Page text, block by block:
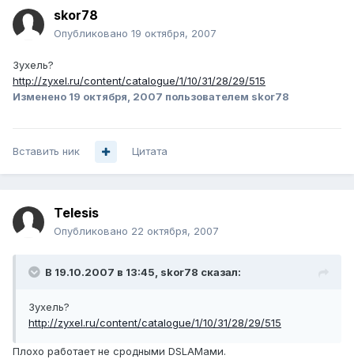
skor78
Опубликовано 19 октября, 2007
Зухель?
http://zyxel.ru/content/catalogue/1/10/31/28/29/515
Изменено 19 октября, 2007 пользователем skor78
Вставить ник Цитата
Telesis
Опубликовано 22 октября, 2007
В 19.10.2007 в 13:45, skor78 сказал:
Зухель?
http://zyxel.ru/content/catalogue/1/10/31/28/29/515
Плохо работает не сродными DSLAMами.